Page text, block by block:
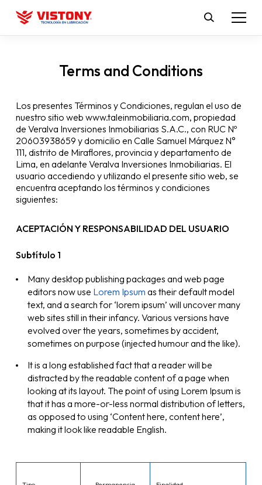
Terms and Conditions
Los presentes Términos y Condiciones, regulan el uso de
nuestro sitio web www.taleinmobiliaria.com, propiedad
de Veralva Inversiones Inmobiliarias S.A.C., con RUC Nº
20603938659 y domicilio en Calle Samuel Márquez N°
111, distrito de Miraflores, provincia y departamento de
Lima, en adelante Veralva Inversiones Inmobiliarias. El
usuario accediendo y utilizando el presente sitio web, se
encuentra aceptando los términos y condiciones
siguientes:
ACEPTACIÓN Y RESPONSABILIDAD DEL USUARIO
Subtítulo 1
Many desktop publishing packages and web page
editors now use Lorem Ipsum as their default model
text, and a search for ‘lorem ipsum’ will uncover many
web sites still in their infancy. Various versions have
evolved over the years, sometimes by accident,
sometimes on purpose (injected humour and the like).
It is a long established fact that a reader will be
distracted by the readable content of a page when
looking at its layout. The point of using Lorem Ipsum is
that it has a more-or-less normal distribution of letters,
as opposed to using ‘Content here, content here’,
making it look like readable English.